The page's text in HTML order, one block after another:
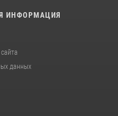
ИНФОРМАЦИЯ
данных